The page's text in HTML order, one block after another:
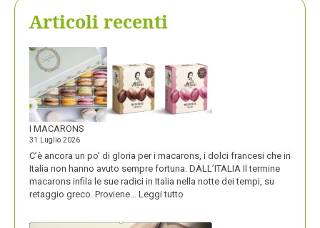
Articoli recenti
I MACARONS
31 Luglio 2026
C’è ancora un po’ di gloria per i macarons, i dolci francesi che in
Italia non hanno avuto sempre fortuna. DALL’ITALIA Il termine
macarons infila le sue radici in Italia nella notte dei tempi, su
retaggio greco. Proviene… Leggi tutto
MACARONS